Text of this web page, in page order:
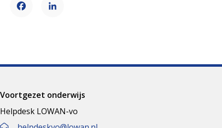
FacebookLinkedIn
Voortgezet onderwijs
Helpdesk LOWAN-vo